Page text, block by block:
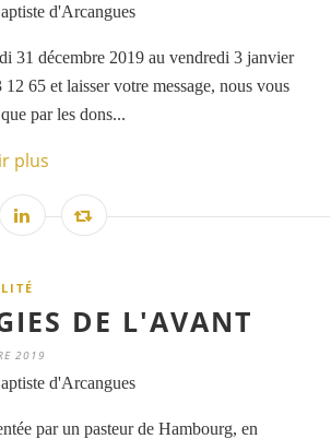
d'Arcangues
31 décembre 2019 au vendredi 3 janvier
65 et laisser votre message, nous vous
par les dons...
plus
DE L'AVANT
2019
d'Arcangues
par un pasteur de Hambourg, en